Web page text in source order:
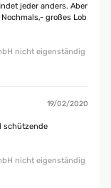
jeder anders. Aber
großes Lob
nicht eigenständig
19/02/2020
schützende
nicht eigenständig